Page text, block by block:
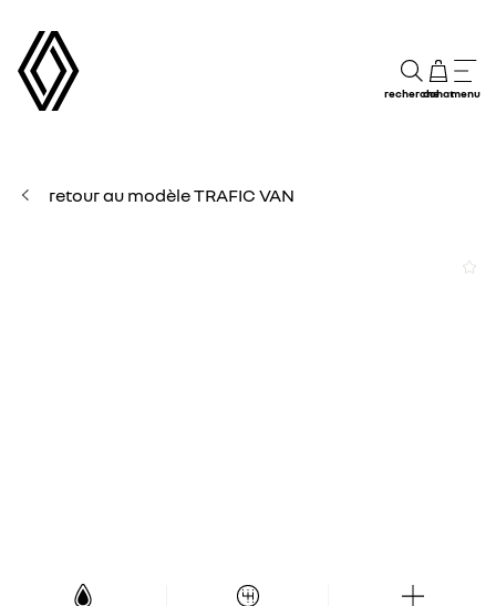
rechercheachatmenu
retour au modèle TRAFIC VAN